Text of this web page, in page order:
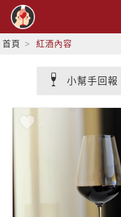
首頁 紅酒內容
小幫手回報